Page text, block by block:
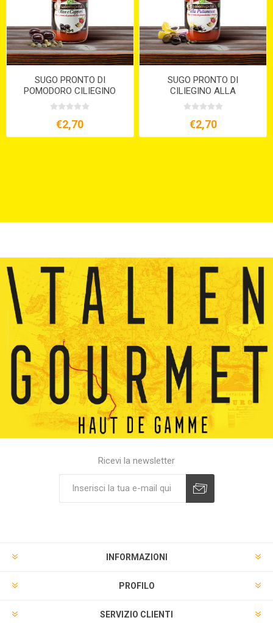
SUGO PRONTO DI
POMODORO CILIEGINO
ALLE OLIVE E CAPPERI BIO
ML. 250
€2,70
SUGO PRONTO DI
CILIEGINO ALLA
PUTTANESCA ML.250 BIO
€2,70
Ricevi la newsletter
INFORMAZIONI
PROFILO
SERVIZIO CLIENTI